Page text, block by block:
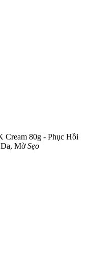
Cream 80g - Phục Hồi
MờSẹo